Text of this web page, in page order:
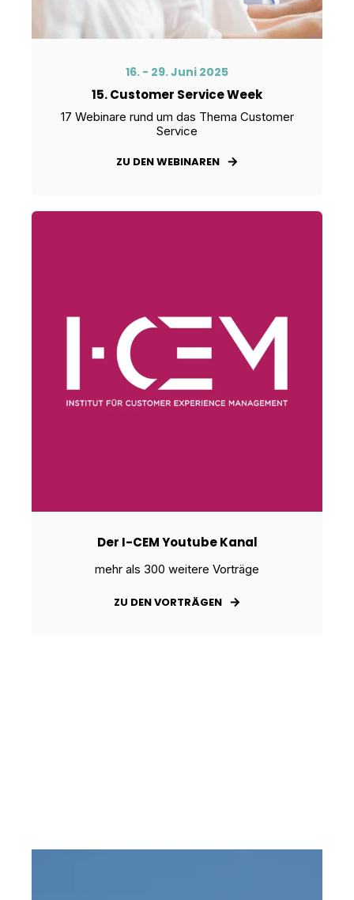
16. - 29. Juni 2025
15. Customer Service Week
17 Webinare rund um das Thema Customer
Service
ZU DEN WEBINAREN
Der I-CEM Youtube Kanal
mehr als 300 weitere Vorträge
ZU DEN VORTRÄGEN